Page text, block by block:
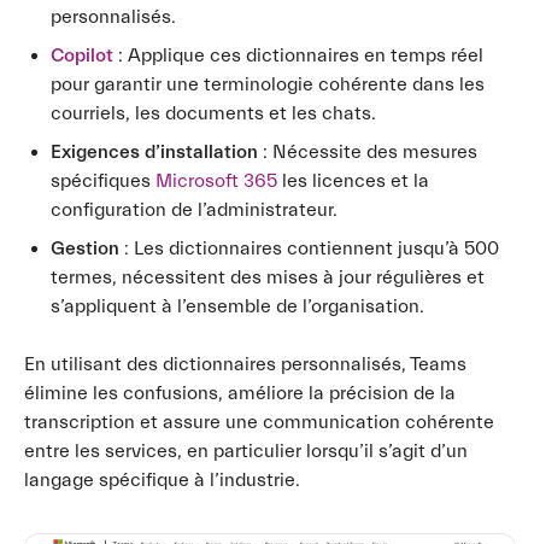
personnalisés.
Copilot : Applique ces dictionnaires en temps réel
pour garantir une terminologie cohérente dans les
courriels, les documents et les chats.
Exigences d’installation : Nécessite des mesures
spécifiques Microsoft 365 les licences et la
configuration de l’administrateur.
Gestion : Les dictionnaires contiennent jusqu’à 500
termes, nécessitent des mises à jour régulières et
s’appliquent à l’ensemble de l’organisation.
En utilisant des dictionnaires personnalisés, Teams
élimine les confusions, améliore la précision de la
transcription et assure une communication cohérente
entre les services, en particulier lorsqu’il s’agit d’un
langage spécifique à l’industrie.